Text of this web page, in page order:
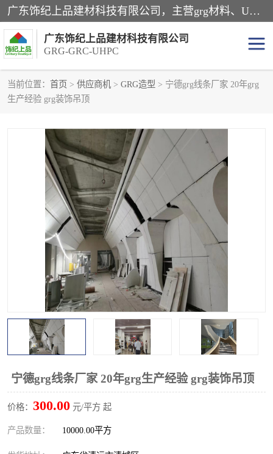
广东饰纪上品建材科技有限公司，主营grg材料、UHPC板、grc构件、uhpc幕墙板、grg厂家、grc厂家、uhpc厂家、GRG吊顶、grg石膏板、grg构件、外墙grc线条、grg造型、grg材料定制，uhpc高性能混凝土，uhpc构件，uhpc镂空挂板，grg材料生产厂家，广东grg厂家，广东grc厂家，联系方式*，2万平厂房，如果您对我公司的产品服务感兴趣，请联系我们。
广东饰纪上品建材科技有限公司
GRG-GRC-UHPC
当前位置： 首页 > 供应商机 > GRG造型 > 宁德grg线条厂家 20年grg
生产经验 grg装饰吊顶
宁德grg线条厂家 20年grg生产经验 grg装饰吊顶
价格： 300.00 元/平方 起
产品数量： 10000.00平方
GRG构件
UHPC构件 发泡陶瓷装饰构件
GRG造型 GRC厂家
GRG吊顶 GRG材料生产厂家
UHPC幕墙板 GRC树池坐凳
UHPC树池坐凳